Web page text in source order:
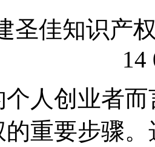
圣佳知识产
14
个人创业者
重要步骤